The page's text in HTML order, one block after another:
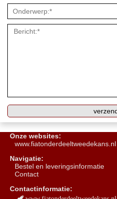
Onze websites:
www.fiatonderdeeltweedekans.nl
Navigatie:
Bestel en leveringsinformatie
Contact
Contactinformatie: